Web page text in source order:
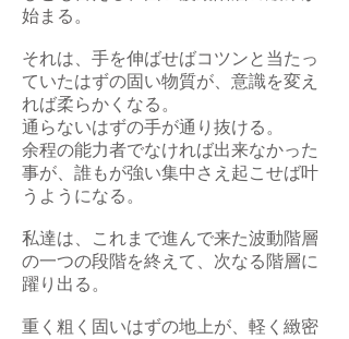
始まる。
それは、手を伸ばせばコツンと当たっ
ていたはずの固い物質が、意識を変え
れば柔らかくなる。
通らないはずの手が通り抜ける。
余程の能力者でなければ出来なかった
事が、誰もが強い集中さえ起こせば叶
うようになる。
私達は、これまで進んで来た波動階層
の一つの段階を終えて、次なる階層に
躍り出る。
重く粗く固いはずの地上が、軽く緻密